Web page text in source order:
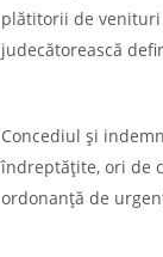
plătitorii de venituri
judecătorească
Concediul şi
îndreptăţite, ori de
ordonanţă de